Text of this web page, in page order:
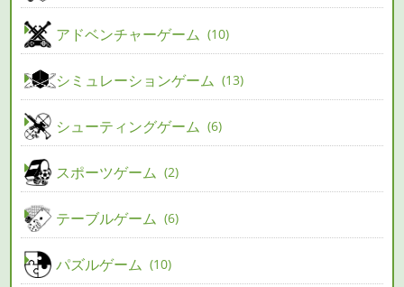
アドベンチャーゲーム 10
シミュレーションゲーム 13
シューティングゲーム 6
スポーツゲーム 2
テーブルゲーム 6
パズルゲーム 10